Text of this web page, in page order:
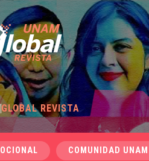
GLOBAL REVISTA
COMUNIDAD UNAM